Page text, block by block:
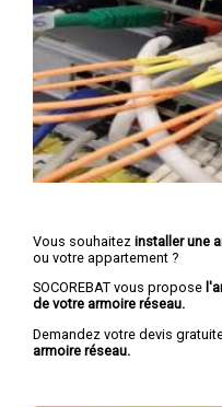
Vous souhaitez installer une
ou votre appartement ?
SOCOREBAT vous propose
de votre armoire réseau.
Demandez votre devis
armoire réseau.